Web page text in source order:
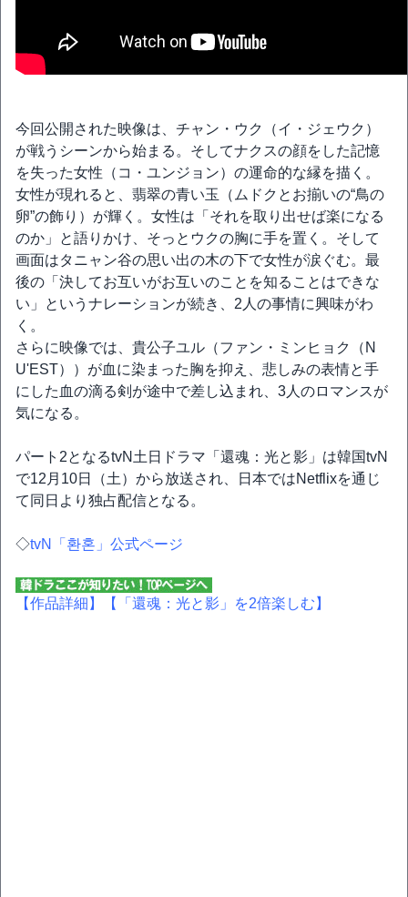
今回公開された映像は、チャン・ウク（イ・ジェウク）
が戦うシーンから始まる。そしてナクスの顔をした記憶
を失った女性（コ・ユンジョン）の運命的な縁を描く。
女性が現れると、翡翠の青い玉（ムドクとお揃いの“鳥の
卵”の飾り）が輝く。女性は「それを取り出せば楽になる
のか」と語りかけ、そっとウクの胸に手を置く。そして
画面はタニャン谷の思い出の木の下で女性が涙ぐむ。最
後の「決してお互いがお互いのことを知ることはできな
い」というナレーションが続き、2人の事情に興味がわ
く。
さらに映像では、貴公子ユル（ファン・ミンヒョク（N
U'EST））が血に染まった胸を抑え、悲しみの表情と手
にした血の滴る剣が途中で差し込まれ、3人のロマンスが
気になる。
パート2となるtvN土日ドラマ「還魂：光と影」は韓国tvN
で12月10日（土）から放送され、日本ではNetflixを通じ
て同日より独占配信となる。
◇tvN「환혼」公式ページ
【作品詳細】 【「還魂：光と影」を2倍楽しむ】